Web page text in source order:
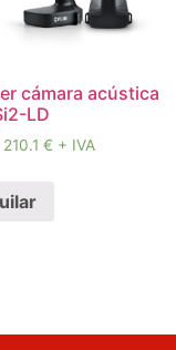
cámara acústica
LD
€ + IVA